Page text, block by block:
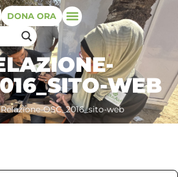
DONA ORA
WEB
Relazione-OSC_2016_sito-web